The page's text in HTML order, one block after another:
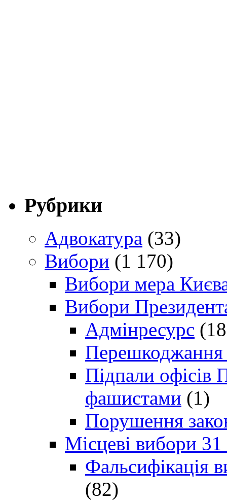
Рубрики
Адвокатура (33)
Вибори (1 170)
Вибори мера
Вибори
Адмінресурс
Перешкоджання
Підпали офісів
фашистами (1)
Порушення
Місцеві вибори
Фальсифікація
(82)